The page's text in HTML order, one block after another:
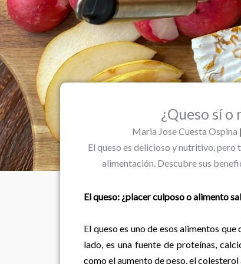
¿Queso sí o
Maria Jose Cuesta Ospina
El queso es delicioso y nutritivo, pero
alimentación. Descubre sus
El queso: ¿placer culposo o alimento
El queso es uno de esos alimentos
lado, es una fuente de proteínas,
como el aumento de peso, el